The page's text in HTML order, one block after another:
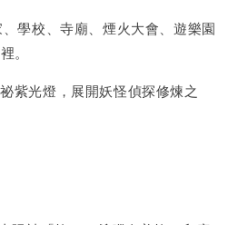
學校、寺廟、煙火大會、遊樂園
。
紫光燈，展開妖怪偵探修煉之